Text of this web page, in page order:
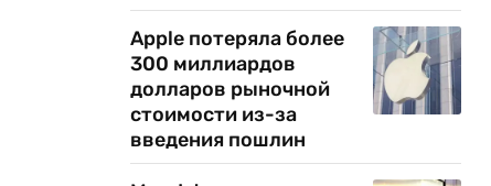
Apple потеряла более
300 миллиардов
долларов рыночной
стоимости из-за
введения пошлин